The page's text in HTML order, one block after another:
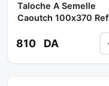
Taloche A Semelle
Caoutch 100x370 Ref
810 DA